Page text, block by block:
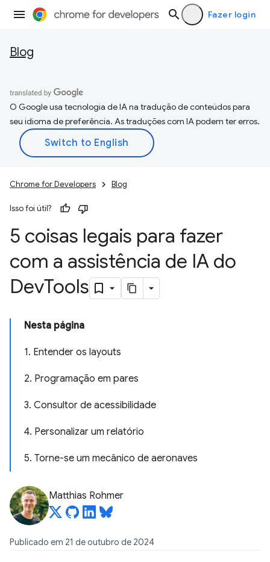
Fazer login
Blog
O Google usa tecnologia de IA na tradução de conteúdos para
seu idioma de preferência. As traduções com IA podem ter erros.
Chrome for Developers Blog
Isso foi útil?
5 coisas legais para fazer
com a assistência de IA do
DevTools
Nesta página
1. Entender os layouts
2. Programação em pares
3. Consultor de acessibilidade
4. Personalizar um relatório
5. Torne-se um mecânico de aeronaves
Matthias Rohmer
Publicado em 21 de outubro de 2024